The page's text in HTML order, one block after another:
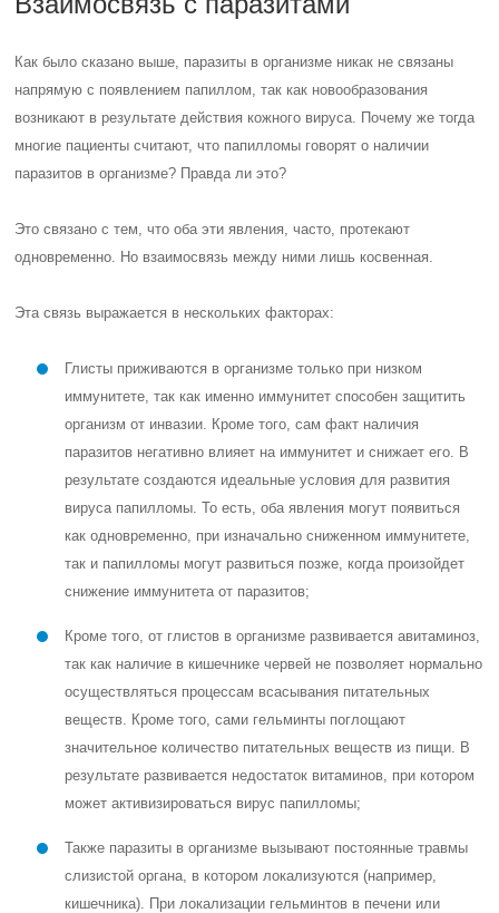
Как было сказано выше, паразиты в организме никак не связаны
напрямую с появлением папиллом, так как новообразования
возникают в результате действия кожного вируса. Почему же тогда
многие пациенты считают, что папилломы говорят о наличии
паразитов в организме? Правда ли это?
Это связано с тем, что оба эти явления, часто, протекают
одновременно. Но взаимосвязь между ними лишь косвенная.
Эта связь выражается в нескольких факторах:
Глисты приживаются в организме только при низком
иммунитете, так как именно иммунитет способен защитить
организм от инвазии. Кроме того, сам факт наличия
паразитов негативно влияет на иммунитет и снижает его. В
результате создаются идеальные условия для развития
вируса папилломы. То есть, оба явления могут появиться
как одновременно, при изначально сниженном иммунитете,
так и папилломы могут развиться позже, когда произойдет
снижение иммунитета от паразитов;
Кроме того, от глистов в организме развивается авитаминоз,
так как наличие в кишечнике червей не позволяет нормально
осуществляться процессам всасывания питательных
веществ. Кроме того, сами гельминты поглощают
значительное количество питательных веществ из пищи. В
результате развивается недостаток витаминов, при котором
может активизироваться вирус папилломы;
Также паразиты в организме вызывают постоянные травмы
слизистой органа, в котором локализуются (например,
кишечника). При локализации гельминтов в печени или